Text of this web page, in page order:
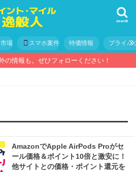
search
場 スマホ案件 特価情報 プライバ
の情報も。ぜひフォローください！
AmazonでApple AirPods Proがセ
ール価格＆ポイント10倍と激安に！
他サイトとの価格・ポイント還元を